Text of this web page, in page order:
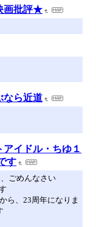
画批評★
なら近道
イドル・ちゆ１
す
ごめんなさい
ら、23周年になりま